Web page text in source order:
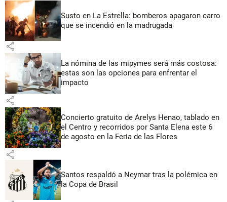
Susto en La Estrella: bomberos apagaron carro
que se incendió en la madrugada
share
La nómina de las mipymes será más costosa:
estas son las opciones para enfrentar el
impacto
share
Concierto gratuito de Arelys Henao, tablado en
el Centro y recorridos por Santa Elena este 6
de agosto en la Feria de las Flores
share
Santos respaldó a Neymar tras la polémica en
la Copa de Brasil